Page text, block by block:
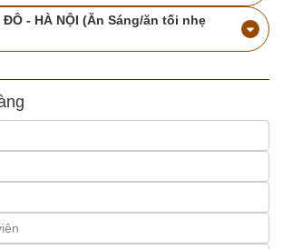
ĐÔ - HÀ NỘI (Ăn Sáng/ăn tối nhẹ